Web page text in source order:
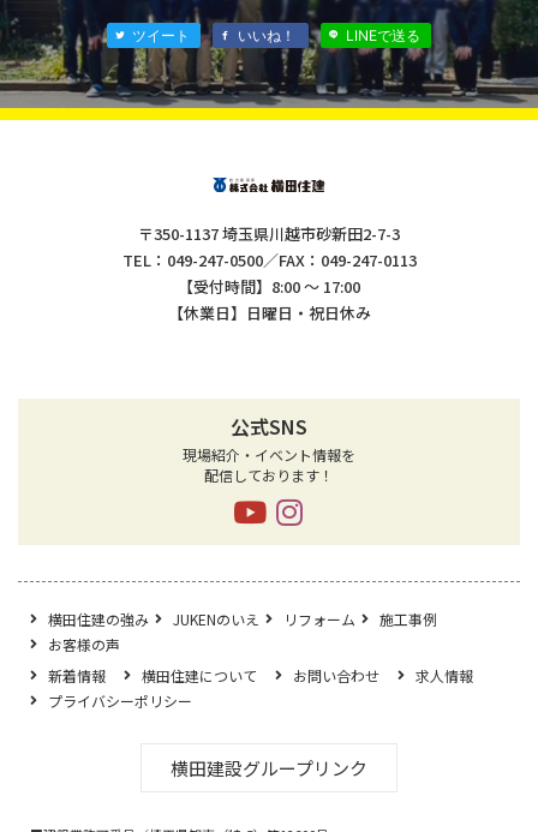
ツイート いいね！ LINEで送る
〒350-1137 埼玉県川越市砂新田2-7-3
TEL：049-247-0500／FAX：049-247-0113
【受付時間】8:00 ～ 17:00
【休業日】日曜日・祝日休み
公式SNS
現場紹介・イベント情報を
配信しております！
横田住建の強み JUKENのいえ リフォーム
施工事例
お客様の声
新着情報
横田住建について お問い合わせ
求人情報
プライバシーポリシー
横田建設グループリンク